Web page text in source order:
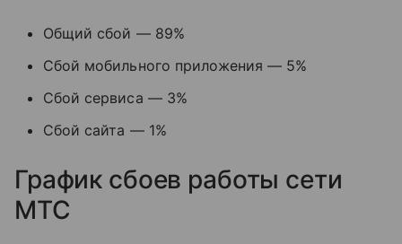
Общий сбой — 89%
Сбой мобильного приложения — 5%
Сбой сервиса — 3%
Сбой сайта — 1%
График сбоев работы сети
МТС